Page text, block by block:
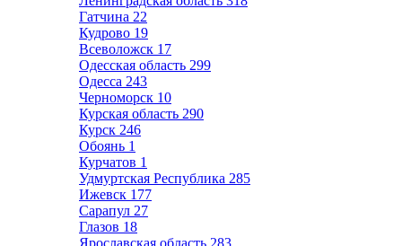
Гатчина 22
Кудрово 19
Всеволожск 17
Одесская область 299
Одесса 243
Черноморск 10
Курская область 290
Курск 246
Обоянь 1
Курчатов 1
Удмуртская Республика 285
Ижевск 177
Сарапул 27
Глазов 18
Ярославская область 283